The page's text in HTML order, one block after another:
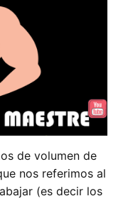
de volumen de
nos referimos al
(es decir los